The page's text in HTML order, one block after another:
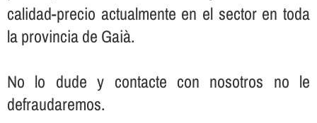
calidad-precio actualmente en el sector en toda
la provincia de Gaià.
No lo dude y contacte con nosotros no le
defraudaremos.